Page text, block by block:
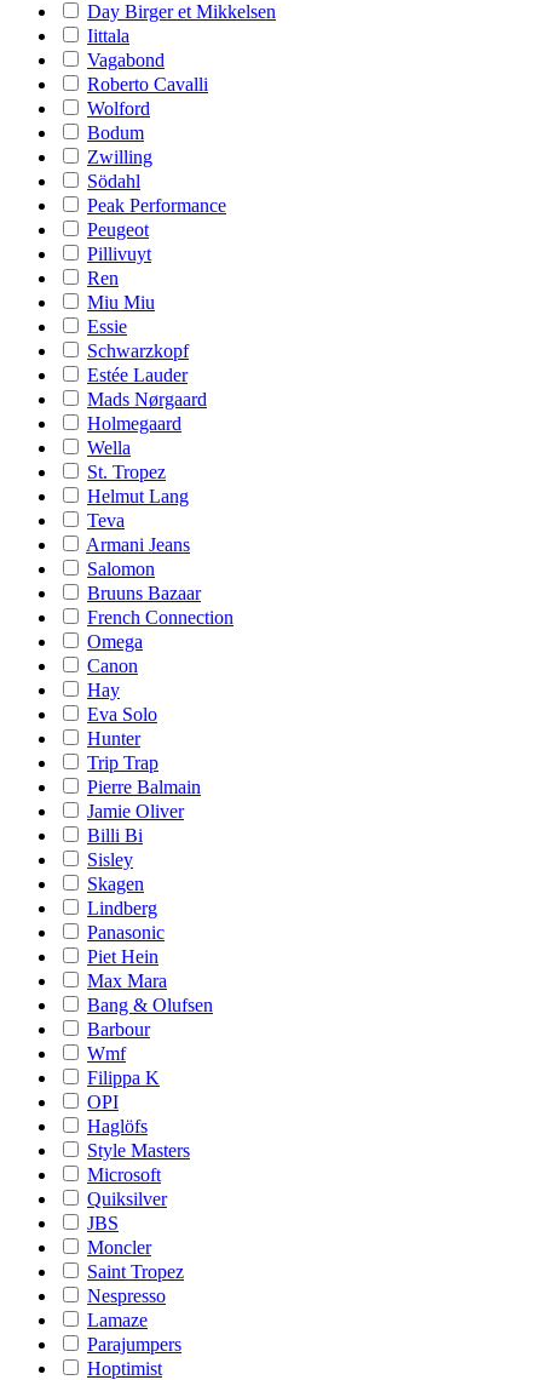
Day Birger et Mikkelsen
Iittala
Vagabond
Roberto Cavalli
Wolford
Bodum
Zwilling
Södahl
Peak Performance
Peugeot
Pillivuyt
Ren
Miu Miu
Essie
Schwarzkopf
Estée Lauder
Mads Nørgaard
Holmegaard
Wella
St. Tropez
Helmut Lang
Teva
Armani Jeans
Salomon
Bruuns Bazaar
French Connection
Omega
Canon
Hay
Eva Solo
Hunter
Trip Trap
Pierre Balmain
Jamie Oliver
Billi Bi
Sisley
Skagen
Lindberg
Panasonic
Piet Hein
Max Mara
Bang & Olufsen
Barbour
Wmf
Filippa K
OPI
Haglöfs
Style Masters
Microsoft
Quiksilver
JBS
Moncler
Saint Tropez
Nespresso
Lamaze
Parajumpers
Hoptimist